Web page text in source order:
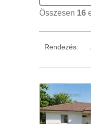
Összesen 16
Rendezés: